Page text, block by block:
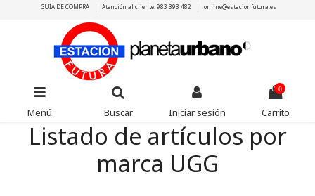
GUÍA DE COMPRA Atención al cliente: 983 393 482 online@estacionfutura.es
Menú Buscar Iniciar sesión
0
Carrito
Listado de artículos por
marca UGG